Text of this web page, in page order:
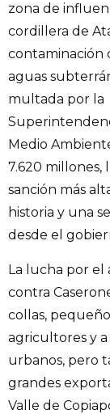
zona de
cordillera de
contaminación
aguas
multada por la
Medio
7.620 millones,
sanción más
historia y una
desde el
La lucha por el
contra
collas,
agricultores y a
urbanos, pero
grandes
Valle de